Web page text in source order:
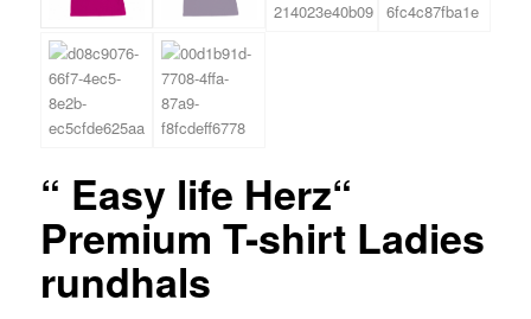
“ Easy life Herz“
Premium T-shirt Ladies
rundhals